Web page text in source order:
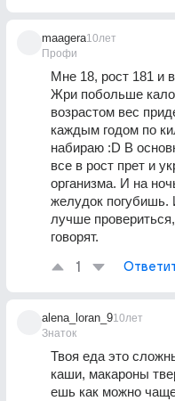
maagera
Профи
10лет
Мне 18, рост 181 и
Жри побольше
возрастом вес
каждым годом по
набираю :D В
все в рост прет и
организма. И на
желудок погубишь.
лучше
говорят.
1
alena_loran_9
Знаток
10лет
Твоя еда это
каши, макароны
ешь как можно